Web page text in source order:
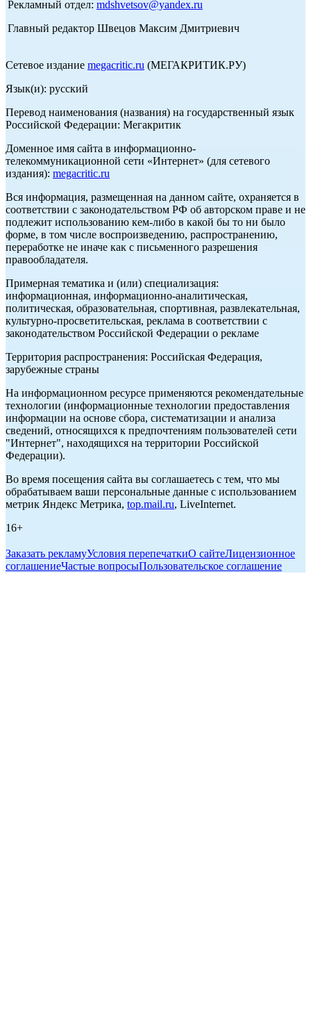
Рекламный отдел: mdshvetsov@yandex.ru
Главный редактор Швецов Максим Дмитриевич
Сетевое издание megacritic.ru (МЕГАКРИТИК.РУ)
Язык(и): русский
Перевод наименования (названия) на государственный язык
Российской Федерации: Мегакритик
Доменное имя сайта в информационно-
телекоммуникационной сети «Интернет» (для сетевого
издания): megacritic.ru
Вся информация, размещенная на данном сайте, охраняется в
соответствии с законодательством РФ об авторском праве и не
подлежит использованию кем-либо в какой бы то ни было
форме, в том числе воспроизведению, распространению,
переработке не иначе как с письменного разрешения
правообладателя.
Примерная тематика и (или) специализация:
информационная, информационно-аналитическая,
политическая, образовательная, спортивная, развлекательная,
культурно-просветительская, реклама в соответствии с
законодательством Российской Федерации о рекламе
Территория распространения: Российская Федерация,
зарубежные страны
На информационном ресурсе применяются рекомендательные
технологии (информационные технологии предоставления
информации на основе сбора, систематизации и анализа
сведений, относящихся к предпочтениям пользователей сети
"Интернет", находящихся на территории Российской
Федерации).
Во время посещения сайта вы соглашаетесь с тем, что мы
обрабатываем ваши персональные данные с использованием
метрик Яндекс Метрика, top.mail.ru, LiveInternet.
16+
Заказать рекламуУсловия перепечаткиО сайтеЛицензионное
соглашениеЧастые вопросыПользовательское соглашение